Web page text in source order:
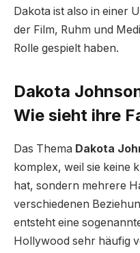
Dakota ist also in einer
der Film, Ruhm und
Rolle gespielt haben.
Dakota
Wie sieht ihre
Das Thema Dakota
komplex, weil sie keine
hat, sondern mehrere
verschiedenen
entsteht eine
Hollywood sehr häufig